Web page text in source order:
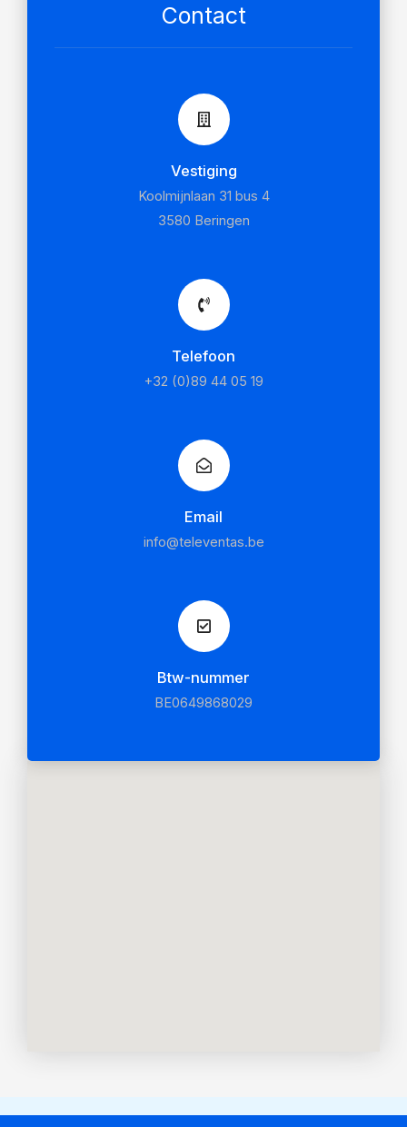
Contact
Vestiging
Koolmijnlaan 31 bus 4
3580 Beringen
Telefoon
+32 (0)89 44 05 19
Email
info@televentas.be
Btw-nummer
BE0649868029